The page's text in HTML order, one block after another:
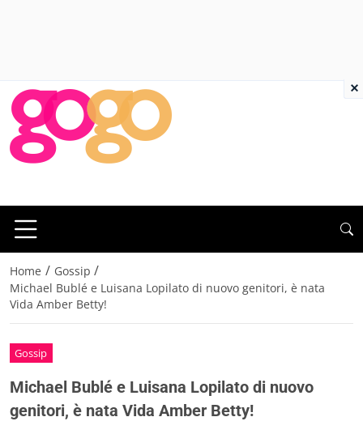
Home / Gossip /
Michael Bublé e Luisana Lopilato di nuovo genitori, è nata
Vida Amber Betty!
Gossip
Michael Bublé e Luisana Lopilato di nuovo
genitori, è nata Vida Amber Betty!
×